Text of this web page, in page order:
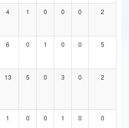
4 1 0 0 0 2
6 0 1 0 0 5
13 5 0 3 0 2
1 0 0 1 0 0